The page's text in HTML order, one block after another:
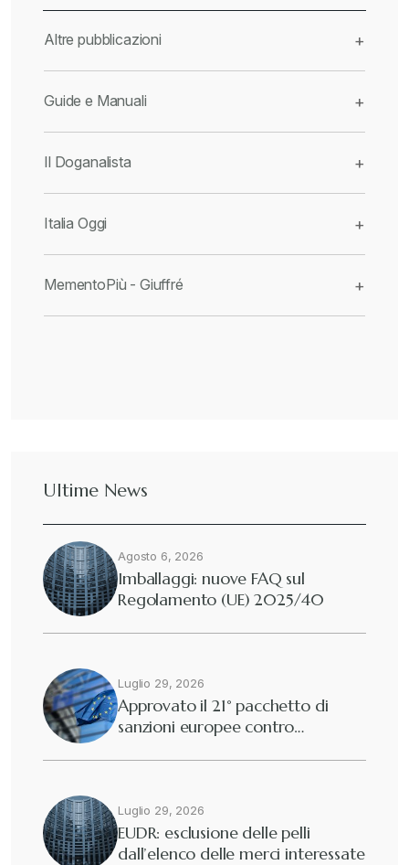
Altre pubblicazioni +
Guide e Manuali +
Il Doganalista +
Italia Oggi +
MementoPiù - Giuffré +
Ultime News
Agosto 6, 2026
Imballaggi: nuove FAQ sul
Regolamento (UE) 2025/40
Luglio 29, 2026
Approvato il 21° pacchetto di
sanzioni europee contro…
Luglio 29, 2026
EUDR: esclusione delle pelli
dall’elenco delle merci interessate